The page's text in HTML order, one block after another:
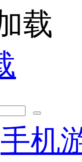
载
手机